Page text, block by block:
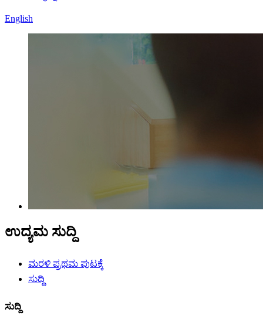
English
ಉದ್ಯಮ ಸುದ್ದಿ
ಮರಳಿ ಪ್ರಥಮ ಪುಟಕ್ಕೆ
ಸುದ್ದಿ
ಸುದ್ದಿ